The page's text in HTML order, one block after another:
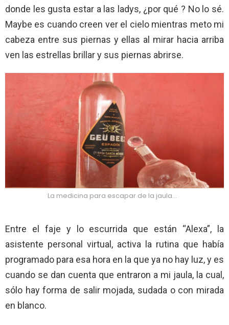
donde les gusta estar a las ladys, ¿por qué ? No lo sé.
Maybe es cuando creen ver el cielo mientras meto mi
cabeza entre sus piernas y ellas al mirar hacia arriba
ven las estrellas brillar y sus piernas abrirse.
La medicina para escapar de la jaula…
Entre el faje y lo escurrida que están “Alexa”, la
asistente personal virtual, activa la rutina que había
programado para esa hora en la que ya no hay luz, y es
cuando se dan cuenta que entraron a mi jaula, la cual,
sólo hay forma de salir mojada, sudada o con mirada
en blanco.